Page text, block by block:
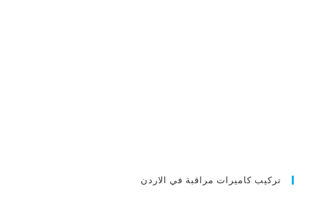
تركيب كاميرات مراقبة في الاردن